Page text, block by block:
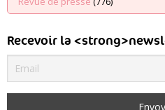
Recevoir la